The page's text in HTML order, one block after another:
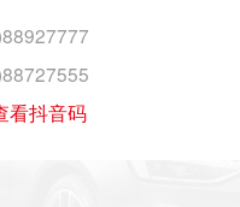
看抖音码